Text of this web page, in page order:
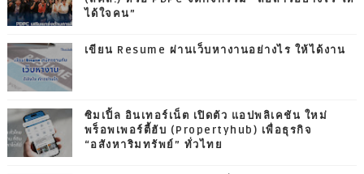
ได้ใจคน”
เขียน Resume ผ่านเว็บหางานอย่างไร ให้ได้งาน
ซิมเปิ้ล อินเทอร์เน็ต เปิดตัว แอปพลิเคชัน ใหม่
พร็อพเพอร์ตี้ฮับ (Propertyhub) เพื่อธุรกิจ
“อสังหาริมทรัพย์” ทั่วไทย